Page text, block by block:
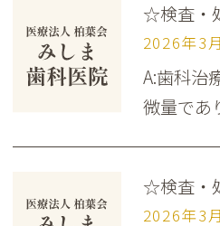
2026年3
A:歯科治
微量であ
2026年3